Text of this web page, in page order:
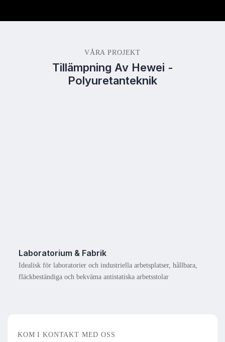
VÅRA PROJEKT
Tillämpning Av Hewei -
Polyuretanteknik
Laboratorium & Fabrik
Idealisk för laboratorier och industriella arbetsplatser, hållbara,
fläckbeständiga och bekväma antistatiska arbetsstolar
KOM I KONTAKT MED OSS